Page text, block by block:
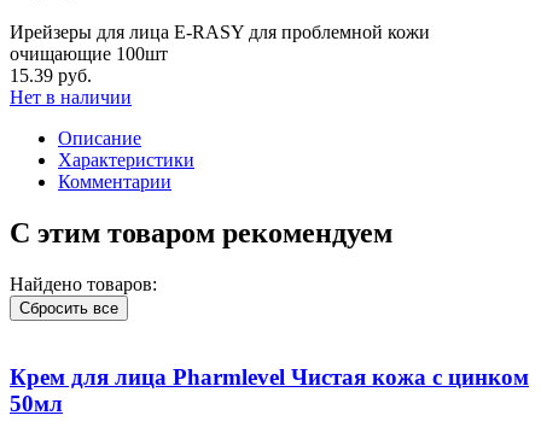
Ирейзеры для лица E-RASY для проблемной кожи
очищающие 100шт
15.39 руб.
Нет в наличии
Описание
Характеристики
Комментарии
С этим товаром рекомендуем
Найдено товаров:
Сбросить все
Крем для лица Pharmlevel Чистая кожа с цинком
50мл